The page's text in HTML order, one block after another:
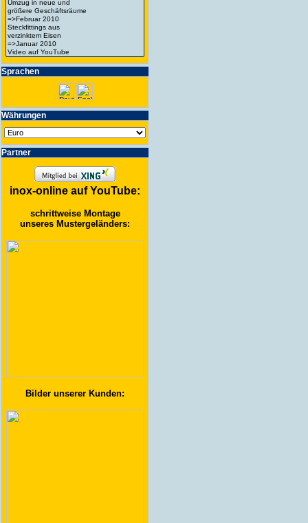
Spra­chen
Wäh­run­gen
Partner
inox-online auf YouTube:
schrittweise Montage
unseres Mustergeländers:
Bilder unserer Kunden: